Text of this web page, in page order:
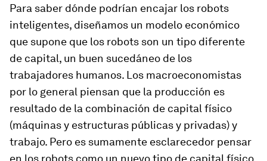
Para saber dónde podrían encajar los robots
inteligentes, diseñamos un modelo económico
que supone que los robots son un tipo diferente
de capital, un buen sucedáneo de los
trabajadores humanos. Los macroeconomistas
por lo general piensan que la producción es
resultado de la combinación de capital físico
(máquinas y estructuras públicas y privadas) y
trabajo. Pero es sumamente esclarecedor pensar
en los robots como un nuevo tipo de capital físico